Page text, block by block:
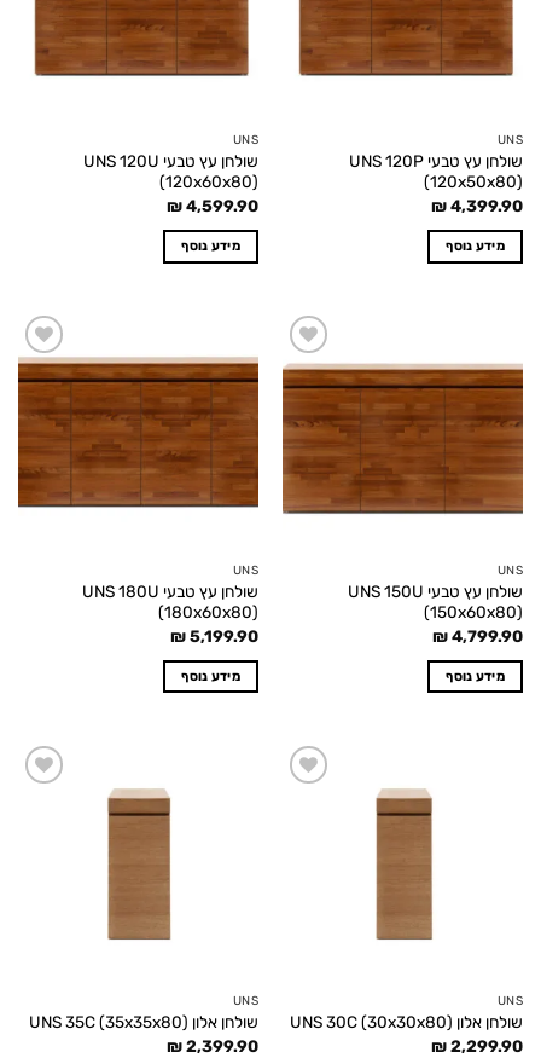
UNS
שולחן עץ טבעי UNS 120P
(120x50x80)
₪4,399.90
מידע נוסף
UNS
שולחן עץ טבעי UNS 120U
(120x60x80)
₪4,599.90
מידע נוסף
Add to
wishlist
UNS
שולחן עץ טבעי UNS 150U
(150x60x80)
₪4,799.90
מידע נוסף
Add to
wishlist
UNS
שולחן עץ טבעי UNS 180U
(180x60x80)
₪5,199.90
מידע נוסף
UNS
שולחן אלון UNS 30C (30x30x80)
₪2,299.90
UNS
שולחן אלון UNS 35C (35x35x80)
₪2,399.90